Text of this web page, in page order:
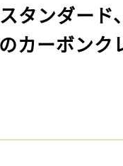
タンダード
カーボンク